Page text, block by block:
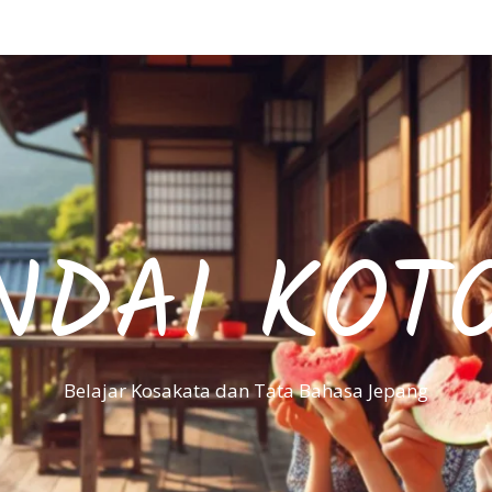
Belajar Kosakata dan Tata Bahasa Jepang